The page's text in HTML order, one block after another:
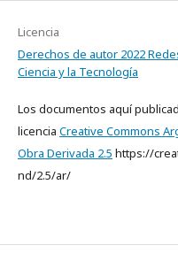
Licencia
Derechos de autor 2022
Ciencia y la Tecnología
Los documentos aquí
licencia Creative Commons
Obra Derivada 2.5 https://
nd/2.5/ar/